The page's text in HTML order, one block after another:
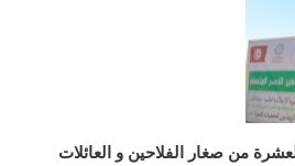
من صغار الفلاحين و العائلات